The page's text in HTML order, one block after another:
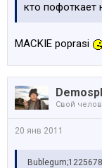
кто пофоткает
MACKIE poprasi
Свой
20 янв 2011